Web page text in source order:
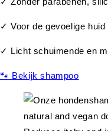
✓ Voor de gevoelige huid
✓ Licht schuimende en
🐾 Bekijk shampoo